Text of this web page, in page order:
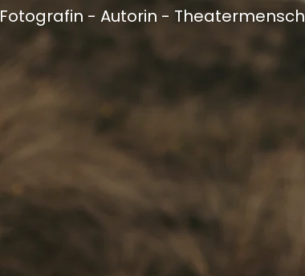
Fotografin - Autorin - Theatermensch